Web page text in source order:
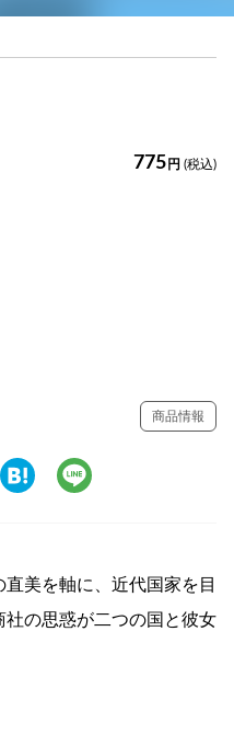
775 円 (税込)
商品情報
美を軸に、近代国家を目
の思惑が二つの国と彼女